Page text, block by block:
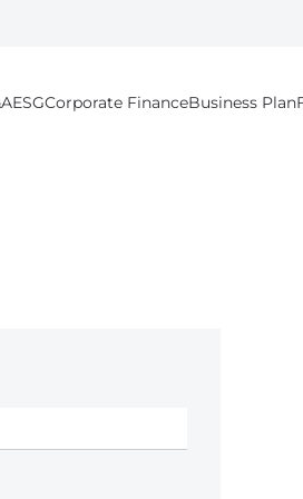
ESGCorporate FinanceBusiness Plan